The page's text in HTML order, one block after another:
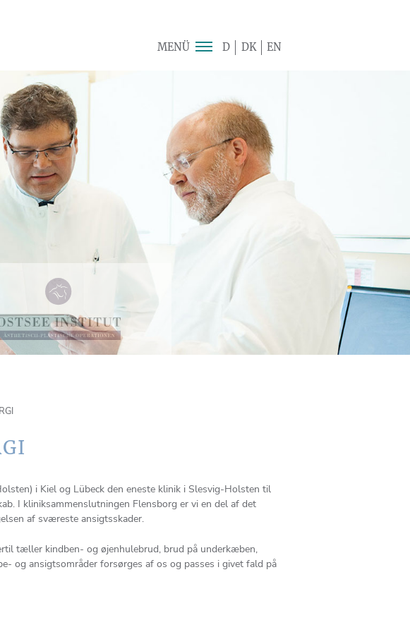
MENÜ D DK EN
i Kiel og Lübeck den eneste klinik i Slesvig-Holsten til
I kliniksammenslutningen Flensborg er vi en del af det
af sværeste ansigtsskader.
tæller kindben- og øjenhulebrud, brud på underkæben,
og ansigtsområder forsørges af os og passes i givet fald på